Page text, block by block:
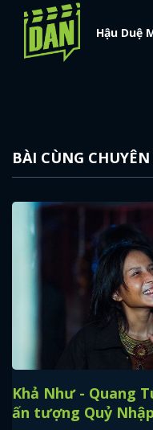
Hậu Duệ
BÀI CÙNG
Khả Như - Quang
ấn tượng Quỷ